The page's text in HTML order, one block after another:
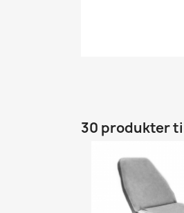
30 produkter